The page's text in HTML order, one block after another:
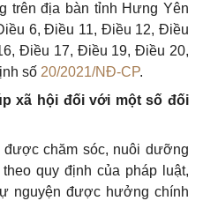
trên địa bàn tỉnh Hưng Yên
6, Điều 11, Điều 12, Điều
Điều 17, Điều 19, Điều 20,
số 20/2021/NĐ-CP.
xã hội đối với một số đối
chăm sóc, nuôi dưỡng
quy định của pháp luật,
nguyện được hưởng chính